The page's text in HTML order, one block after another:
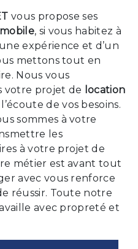
vous propose ses
, si vous habitez à
expérience et d’un
mettons tout en
Nous vous
votre projet de location
de vos besoins.
sommes à votre
les
à votre projet de
métier est avant tout
avec vous renforce
réussir. Toute notre
avec propreté et